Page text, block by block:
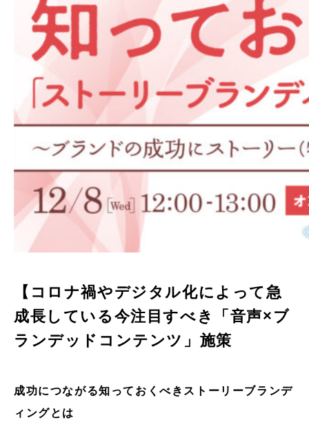
【コロナ禍やデジタル化によって急
成長している今注目すべき「音声×ブ
ランデッドコンテンツ」施策
成功につながる知っておくべきストーリーブランデ
ィングとは